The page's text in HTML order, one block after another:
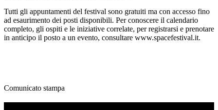
Tutti gli appuntamenti del festival sono gratuiti ma con accesso fino
ad esaurimento dei posti disponibili. Per conoscere il calendario
completo, gli ospiti e le iniziative correlate, per registrarsi e prenotare
in anticipo il posto a un evento, consultare www.spacefestival.it.
Comunicato stampa